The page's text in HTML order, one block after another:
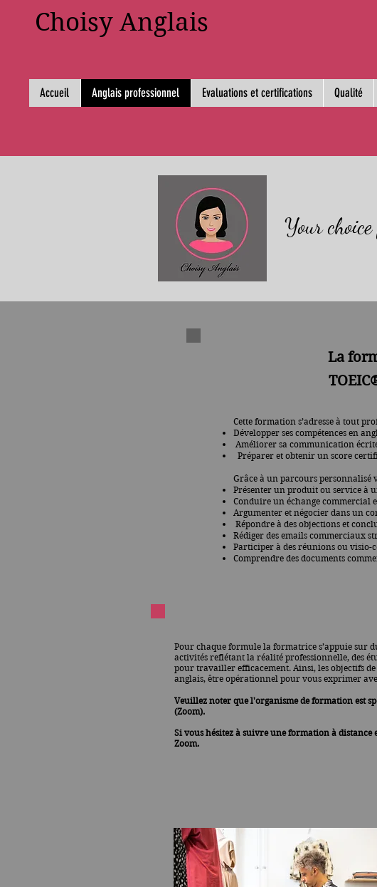
Choisy Anglais
Accueil Anglais professionnel Evaluations et certifications Qualité
Your
La
Cette formation s’adresse à tout
Développer ses compétences en
Améliorer sa communication
Préparer et obtenir un score
Grâce à un parcours personnalisé
Présenter un produit ou service à
Conduire un échange commercial
Argumenter et négocier dans un
Répondre à des objections et
Rédiger des emails commerciaux
Participer à des réunions ou visio-
Comprendre des documents
Pour chaque formule la formatrice s’appuie sur
activités reflétant la réalité professionnelle, des
pour travailler efficacement. Ainsi, les objectifs
anglais, être opérationnel pour vous exprimer
Veuillez noter que l'organisme de formation est
(Zoom).
Si vous hésitez à suivre une formation à
Zoom.